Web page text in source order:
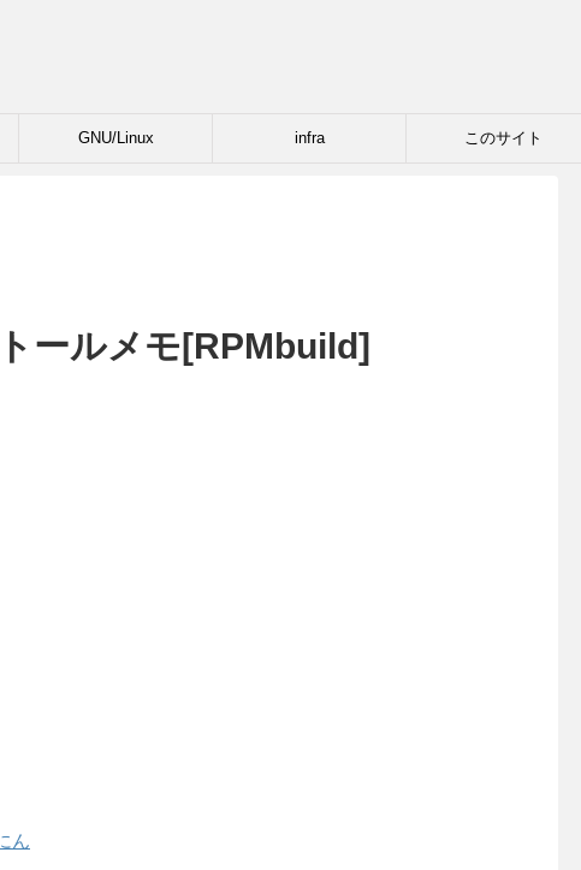
GNU/Linux infra このサイト
ールメモ[RPMbuild]
ん